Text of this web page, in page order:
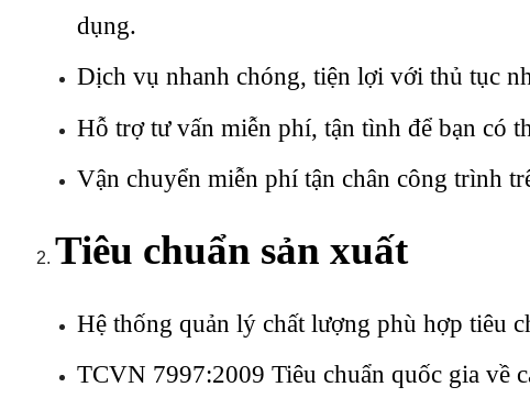
dụng.
Dịch vụ nhanh chóng, tiện lợi với thủ tục
Hỗ trợ tư vấn miễn phí, tận tình để bạn có
Vận chuyển miễn phí tận chân công trình
Tiêu chuẩn sản xuất
Hệ thống quản lý chất lượng phù hợp tiêu
TCVN 7997:2009 Tiêu chuẩn quốc gia về